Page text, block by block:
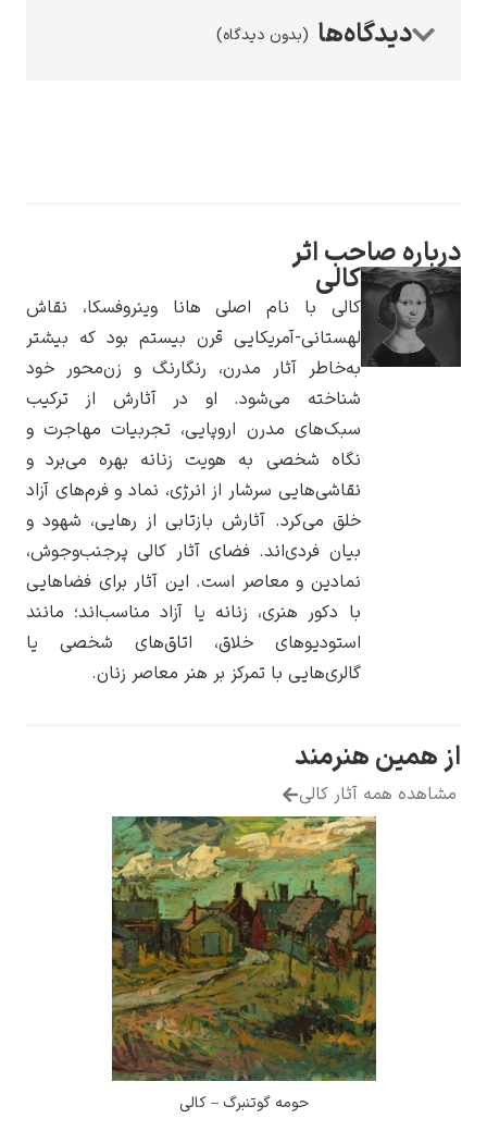
یوهانس فرمیر
پرفروش‌ترین
تابلوها
(بدون دیدگاه)
اثر
با نام اصلی هانا وینروفسکا، نقاش
آمریکایی قرن بیستم بود که بیشتر
آثار مدرن، رنگارنگ و زن‌محور خود
می‌شود. او در آثارش از ترکیب
مدرن اروپایی، تجربیات مهاجرت و
شخصی به هویت زنانه بهره می‌برد و
سرشار از انرژی، نماد و فرم‌های آزاد
می‌کرد. آثارش بازتابی از رهایی، شهود و
فردی‌اند. فضای آثار کالی پرجنب‌وجوش،
و معاصر است. این آثار برای فضاهایی
دکور هنری، زنانه یا آزاد مناسب‌اند؛ مانند
خلاق، اتاق‌های شخصی یا
با تمرکز بر هنر معاصر زنان.
کالی
حومه گوتنبرگ – کالی